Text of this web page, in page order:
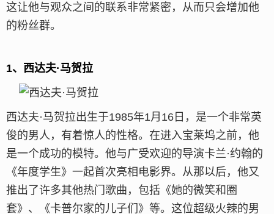
这让他与观众之间的联系非常紧密，从而只会增加他
的粉丝群。
1、西达夫·马贺拉
西达夫·马贺拉出生于1985年1月16日，是一个非常英
俊的男人，有着惊人的性格。在进入宝莱坞之前，他
是一个成功的模特。他与广受欢迎的导演卡兰·约翰的
《年度学生》一起首次亮相电影界。从那以后，他又
推出了许多其他热门歌曲，包括《她的微笑和圈
套》、《卡普尔家的儿子们》等。这位超级火辣的男